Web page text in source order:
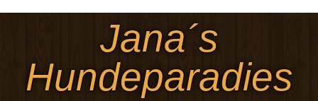
Jana´s
Hundeparadies